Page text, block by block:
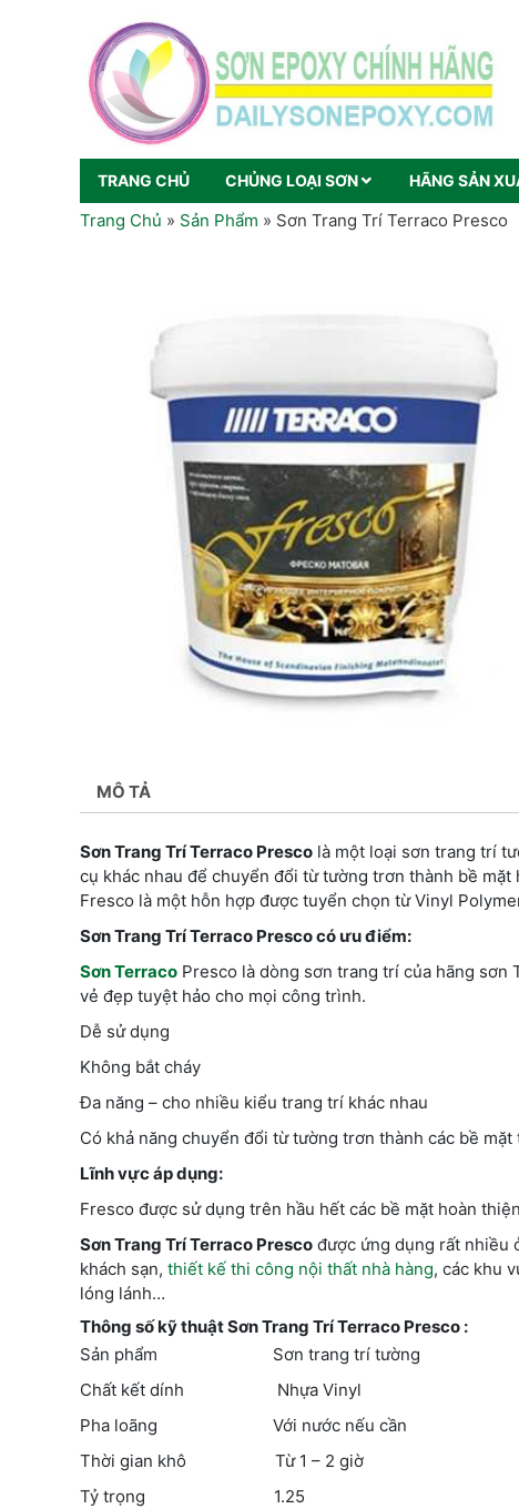
TRANG CHỦ CHỦNG LOẠI SƠN HÃNG SẢN
Trang Chủ » Sản Phẩm » Sơn Trang Trí Terraco Presco
MÔ TẢ
Sơn Trang Trí Terraco Presco là một loại sơn trang trí
cụ khác nhau để chuyển đổi từ tường trơn thành bề
Fresco là một hỗn hợp được tuyển chọn từ Vinyl
Sơn Trang Trí Terraco Presco có ưu điểm:
Sơn Terraco Presco là dòng sơn trang trí của hãng
vẻ đẹp tuyệt hảo cho mọi công trình.
Dễ sử dụng
Không bắt cháy
Đa năng – cho nhiều kiểu trang trí khác nhau
Có khả năng chuyển đổi từ tường trơn thành các bề mặt
Lĩnh vực áp dụng:
Fresco được sử dụng trên hầu hết các bề mặt hoàn
Sơn Trang Trí Terraco Presco được ứng dụng rất nhiều
khách sạn, thiết kế thi công nội thất nhà hàng, các khu
lóng lánh…
Thông số kỹ thuật Sơn Trang Trí Terraco Presco :
Sản phẩm Sơn trang trí tường
Chất kết dính Nhựa Vinyl
Pha loãng Với nước nếu cần
Thời gian khô Từ 1 – 2 giờ
Tỷ trọng 1.25